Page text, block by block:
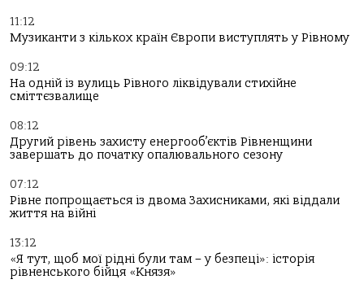
11:12
Музиканти з кількох країн Європи виступлять у Рівному
09:12
На одній із вулиць Рівного ліквідували стихійне
сміттєзвалище
08:12
Другий рівень захисту енергооб’єктів Рівненщини
завершать до початку опалювального сезону
07:12
Рівне попрощається із двома Захисниками, які віддали
життя на війні
13:12
«Я тут, щоб мої рідні були там – у безпеці»: історія
рівненського бійця «Князя»